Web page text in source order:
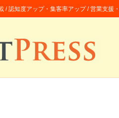
/ 認知度アップ・集客率アップ / 営業支援